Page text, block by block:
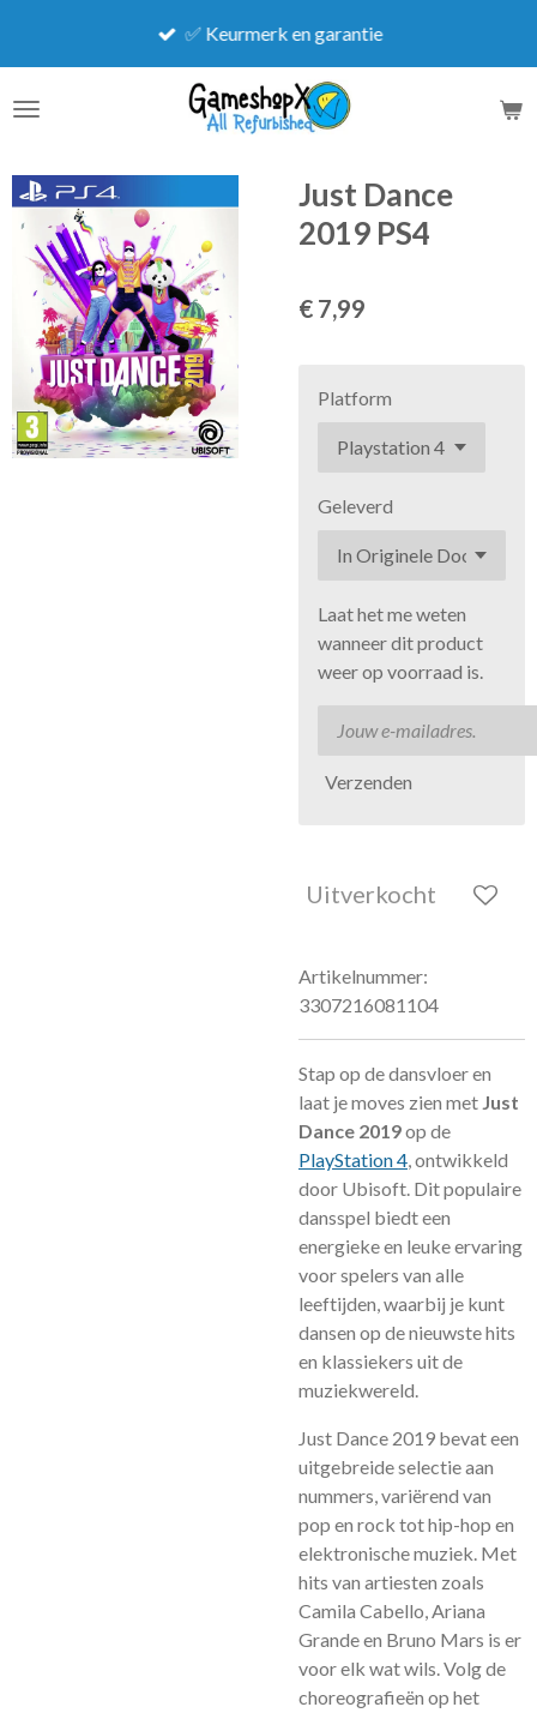
de
✅ Keurmerk en garantie
Just Dance
2019 PS4
€ 7,99
Platform
Geleverd
Laat het me weten
wanneer dit product
weer op voorraad is.
Verzenden
Uitverkocht
Artikelnummer:
3307216081104
Stap op de dansvloer en
laat je moves zien met Just
Dance 2019op de
PlayStation 4, ontwikkeld
door Ubisoft. Dit populaire
dansspel biedt een
energieke en leuke ervaring
voor spelers van alle
leeftijden, waarbij je kunt
dansen op de nieuwste hits
en klassiekers uit de
muziekwereld.
Just Dance 2019 bevat een
uitgebreide selectie aan
nummers, variërend van
pop en rock tot hip-hop en
elektronische muziek. Met
hits van artiesten zoals
Camila Cabello, Ariana
Grande en Bruno Mars is er
voor elk wat wils. Volg de
choreografieën op het